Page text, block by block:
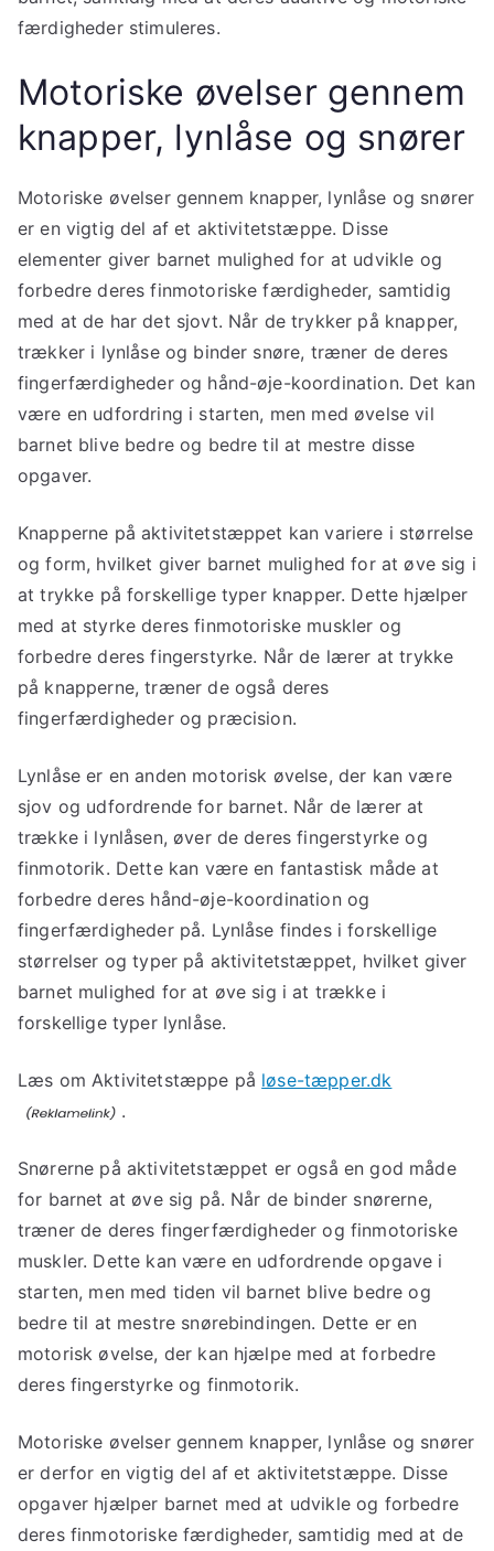
færdigheder stimuleres.
Motoriske øvelser gennem
knapper, lynlåse og snører
Motoriske øvelser gennem knapper, lynlåse og snører
er en vigtig del af et aktivitetstæppe. Disse
elementer giver barnet mulighed for at udvikle og
forbedre deres finmotoriske færdigheder, samtidig
med at de har det sjovt. Når de trykker på knapper,
trækker i lynlåse og binder snøre, træner de deres
fingerfærdigheder og hånd-øje-koordination. Det kan
være en udfordring i starten, men med øvelse vil
barnet blive bedre og bedre til at mestre disse
opgaver.
Knapperne på aktivitetstæppet kan variere i størrelse
og form, hvilket giver barnet mulighed for at øve sig i
at trykke på forskellige typer knapper. Dette hjælper
med at styrke deres finmotoriske muskler og
forbedre deres fingerstyrke. Når de lærer at trykke
på knapperne, træner de også deres
fingerfærdigheder og præcision.
Lynlåse er en anden motorisk øvelse, der kan være
sjov og udfordrende for barnet. Når de lærer at
trække i lynlåsen, øver de deres fingerstyrke og
finmotorik. Dette kan være en fantastisk måde at
forbedre deres hånd-øje-koordination og
fingerfærdigheder på. Lynlåse findes i forskellige
størrelser og typer på aktivitetstæppet, hvilket giver
barnet mulighed for at øve sig i at trække i
forskellige typer lynlåse.
Læs om Aktivitetstæppe på løse-tæpper.dk
.
Snørerne på aktivitetstæppet er også en god måde
for barnet at øve sig på. Når de binder snørerne,
træner de deres fingerfærdigheder og finmotoriske
muskler. Dette kan være en udfordrende opgave i
starten, men med tiden vil barnet blive bedre og
bedre til at mestre snørebindingen. Dette er en
motorisk øvelse, der kan hjælpe med at forbedre
deres fingerstyrke og finmotorik.
Motoriske øvelser gennem knapper, lynlåse og snører
er derfor en vigtig del af et aktivitetstæppe. Disse
opgaver hjælper barnet med at udvikle og forbedre
deres finmotoriske færdigheder, samtidig med at de